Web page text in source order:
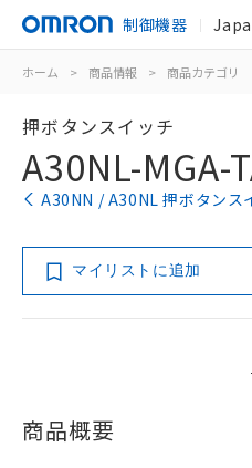
制御機器
ホーム > 商品情報 > 商品カテゴリ
押ボタンスイッチ
A30NL-MGA-
A30NN / A30NL 押ボタンス
マイリストに追加
商品概要